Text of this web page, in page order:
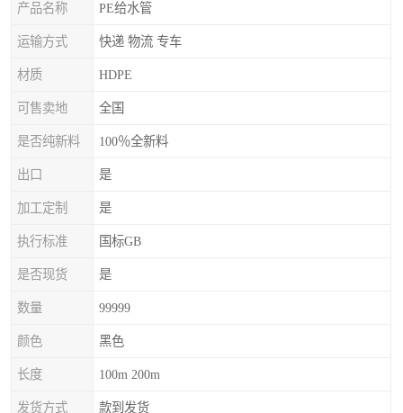
产品名称 PE给水管
运输方式 快递 物流 专车
材质 HDPE
可售卖地 全国
是否纯新料 100％全新料
出口 是
加工定制 是
执行标准 国标GB
是否现货 是
数量 99999
颜色 黑色
长度 100m 200m
发货方式 款到发货